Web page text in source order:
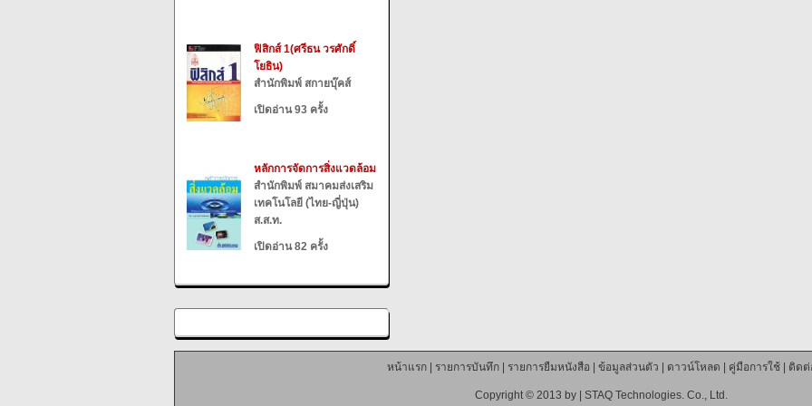
ฟิสิกส์ 1(ศรีธน วรศักดิ์
โยธิน)
สำนักพิมพ์ สกายบุ๊คส์
เปิดอ่าน 93 ครั้ง
หลักการจัดการสิ่งแวดล้อม
สำนักพิมพ์ สมาคมส่งเสริม
เทคโนโลยี (ไทย-ญี่ปุ่น)
ส.ส.ท.
เปิดอ่าน 82 ครั้ง
หน้าแรก| รายการบันทึก| รายการยืมหนังสือ ข้อมูลส่วนตัว ดาวน์โหลด คู่มือการใช้| ติดต่
Copyright © 2013 by | STAQ Technologies. Co., Ltd.